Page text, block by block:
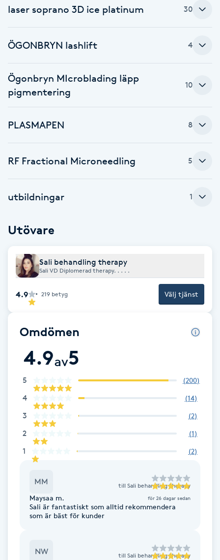
E
Extensions
Extensions borttagning
Face framing
Fibromassage
Fillers
Fotsvamp
Fotvård
Fransborttagning
Fransfärgning
Fransförlängning
Fransförlängning Megavolym
laser soprano 3D ice platinum 30
ÖGONBRYN lashlift 4
Ögonbryn MIcroblading läpp
pigmentering
10
PLASMAPEN 8
RF Fractional Microneedling 5
utbildningar 1
Utövare
Sali behandling therapy
Sali VD Diplomerad therapy. . . . .
4.9 219 betyg Välj tjänst
Omdömen
4.9av5
5 (200)
4 (14)
3 (2)
2 (1)
1 (2)
MM till Sali behandling therapy
Maysaa m. för 26 dagar sedan
Sali är fantastiskt som alltid rekommendera
som är bäst för kunder
NW till Sali behandling therapy